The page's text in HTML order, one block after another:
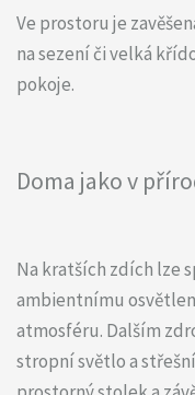
Ve prostoru je
na sezení či velká
pokoje.
Doma jako v
Na kratších zdích lze
ambientnímu
atmosféru. Dalším
stropní světlo a